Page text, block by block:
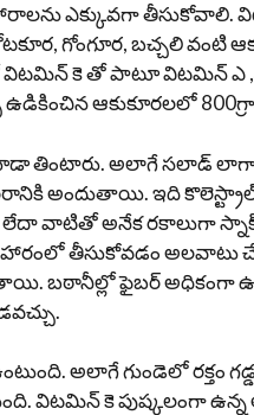
ఎక్కువగా తీసుకోవాలి.
గోంగూర, బచ్చలి వంటి
విటమిన్ కె తో పాటూ విటమిన్
ఉడికించిన ఆకుకూరలలో
కూడా తింటారు. అలాగే సలాడ్
అందుతాయి. ఇది కొలెస్ట్రాల్
లేదా వాటితో అనేక రకాలుగా
తీసుకోవడం అలవాటు
బఠానీల్లో ఫైబర్ అధికంగా
అలాగే గుండెలో రక్తం
విటమిన్ కె పుష్కలంగా